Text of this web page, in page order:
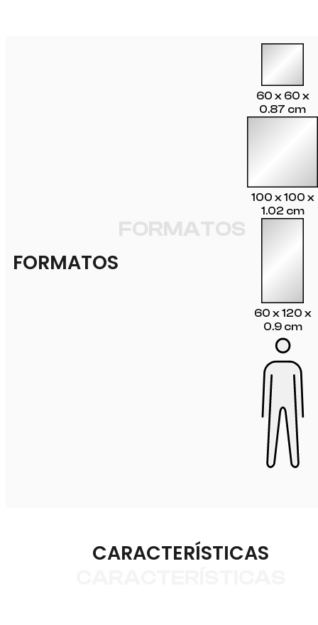
FORMATOS
FORMATOS
60 x 60 x
0.87 cm
100 x 100 x
1.02 cm
60 x 120 x
0.9 cm
CARACTERÍSTICAS